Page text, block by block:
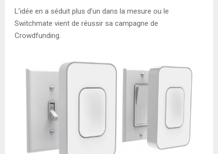
L’idée en a séduit plus d’un dans la mesure ou le
Switchmate vient de réussir sa campagne de
Crowdfunding.